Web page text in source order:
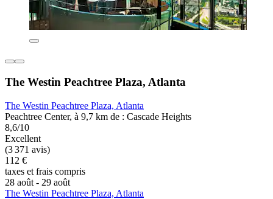
The Westin Peachtree Plaza, Atlanta
The Westin Peachtree Plaza, Atlanta
Peachtree Center, à 9,7 km de : Cascade Heights
8,6/10
Excellent
(3 371 avis)
112 €
taxes et frais compris
28 août - 29 août
The Westin Peachtree Plaza, Atlanta